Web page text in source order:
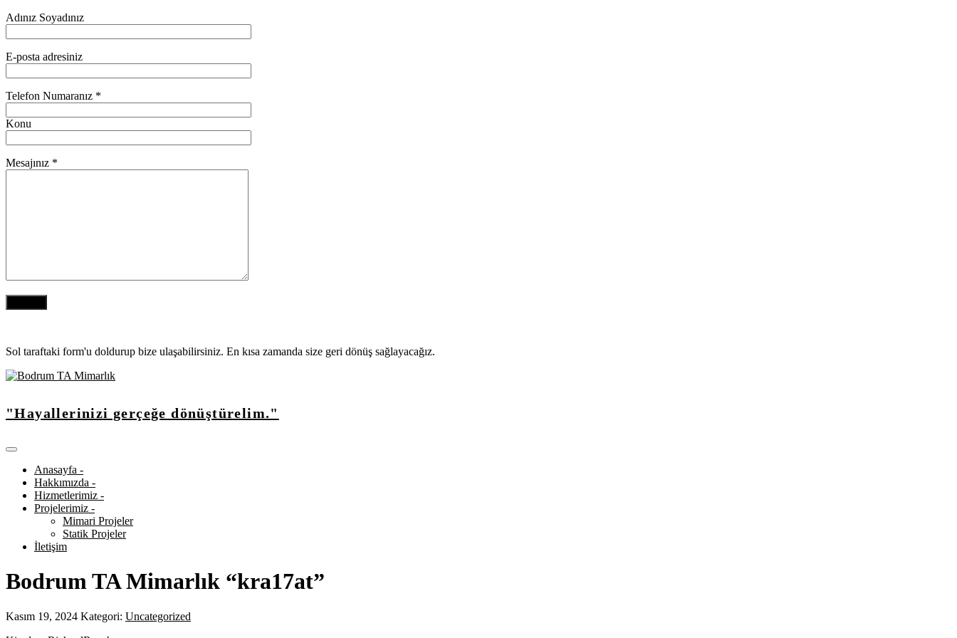
Adınız Soyadınız
E-posta adresiniz
Telefon Numaranız *
Konu
Mesajınız *
Sol taraftaki form'u doldurup bize ulaşabilirsiniz. En kısa zamanda size geri dönüş sağlayacağız.
"Hayallerinizi gerçeğe dönüştürelim."
Anasayfa -
Hakkımızda -
Hizmetlerimiz -
Projelerimiz -
Mimari Projeler
Statik Projeler
İletişim
Bodrum TA Mimarlık “kra17at”
Kasım 19, 2024 Kategori: Uncategorized